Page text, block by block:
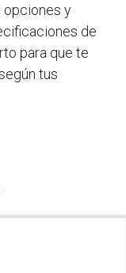
opciones y
de
para que te
tus